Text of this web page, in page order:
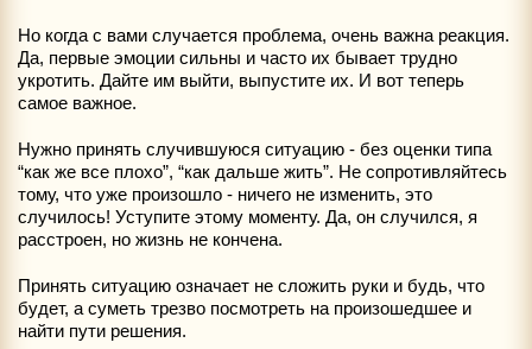
Но когда с вами случается проблема, очень важна реакция.
Да, первые эмоции сильны и часто их бывает трудно
укротить. Дайте им выйти, выпустите их. И вот теперь
самое важное.
Нужно принять случившуюся ситуацию - без оценки типа
“как же все плохо”, “как дальше жить”. Не сопротивляйтесь
тому, что уже произошло - ничего не изменить, это
случилось! Уступите этому моменту. Да, он случился, я
расстроен, но жизнь не кончена.
Принять ситуацию означает не сложить руки и будь, что
будет, а суметь трезво посмотреть на произошедшее и
найти пути решения.